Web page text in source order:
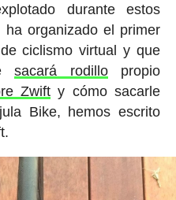
durante estos
organizado el primer
ciclismo virtual y que
sacará rodillopropio
Zwift y cómo sacarle
Bike, hemos escrito